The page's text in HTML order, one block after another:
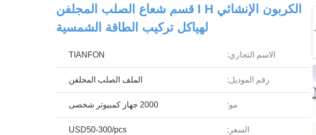
الكربون الإنشائي I H قسم شعاع الصلب المجلفن
لهياكل تركيب الطاقة الشمسية
الاسم التجاري: TIANFON
رقم الموديل: الملف الصلب المجلفن
مو: 2000 جهاز كمبيوتر شخصى
السعر: USD50-300/pcs